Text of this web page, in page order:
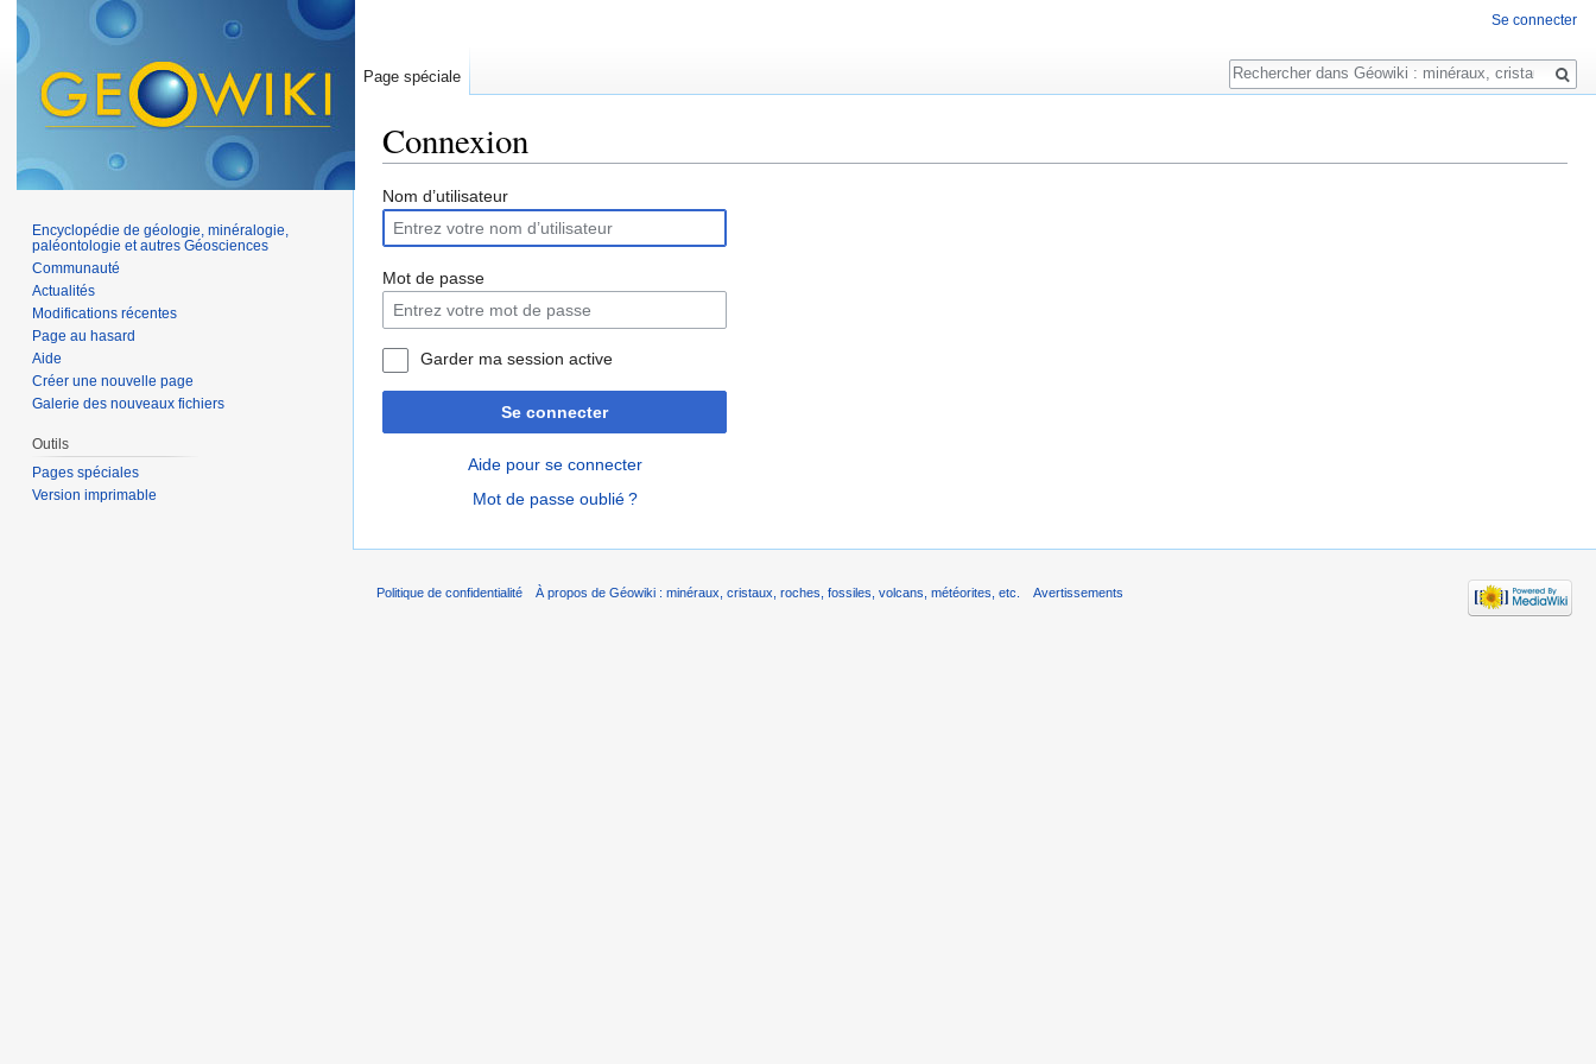
Connexion
Nom d’utilisateur
Mot de passe
Garder ma session active
Se connecter
Aide pour se connecter
Mot de passe oublié ?
Se connecter
Page spéciale
Rechercher
Encyclopédie de géologie, minéralogie,
paléontologie et autres Géosciences
Communauté
Actualités
Modifications récentes
Page au hasard
Aide
Créer une nouvelle page
Galerie des nouveaux fichiers
Outils
Pages spéciales
Version imprimable
Politique de confidentialité À propos de Géowiki : minéraux, cristaux, roches, fossiles, volcans, météorites, etc. Avertissements